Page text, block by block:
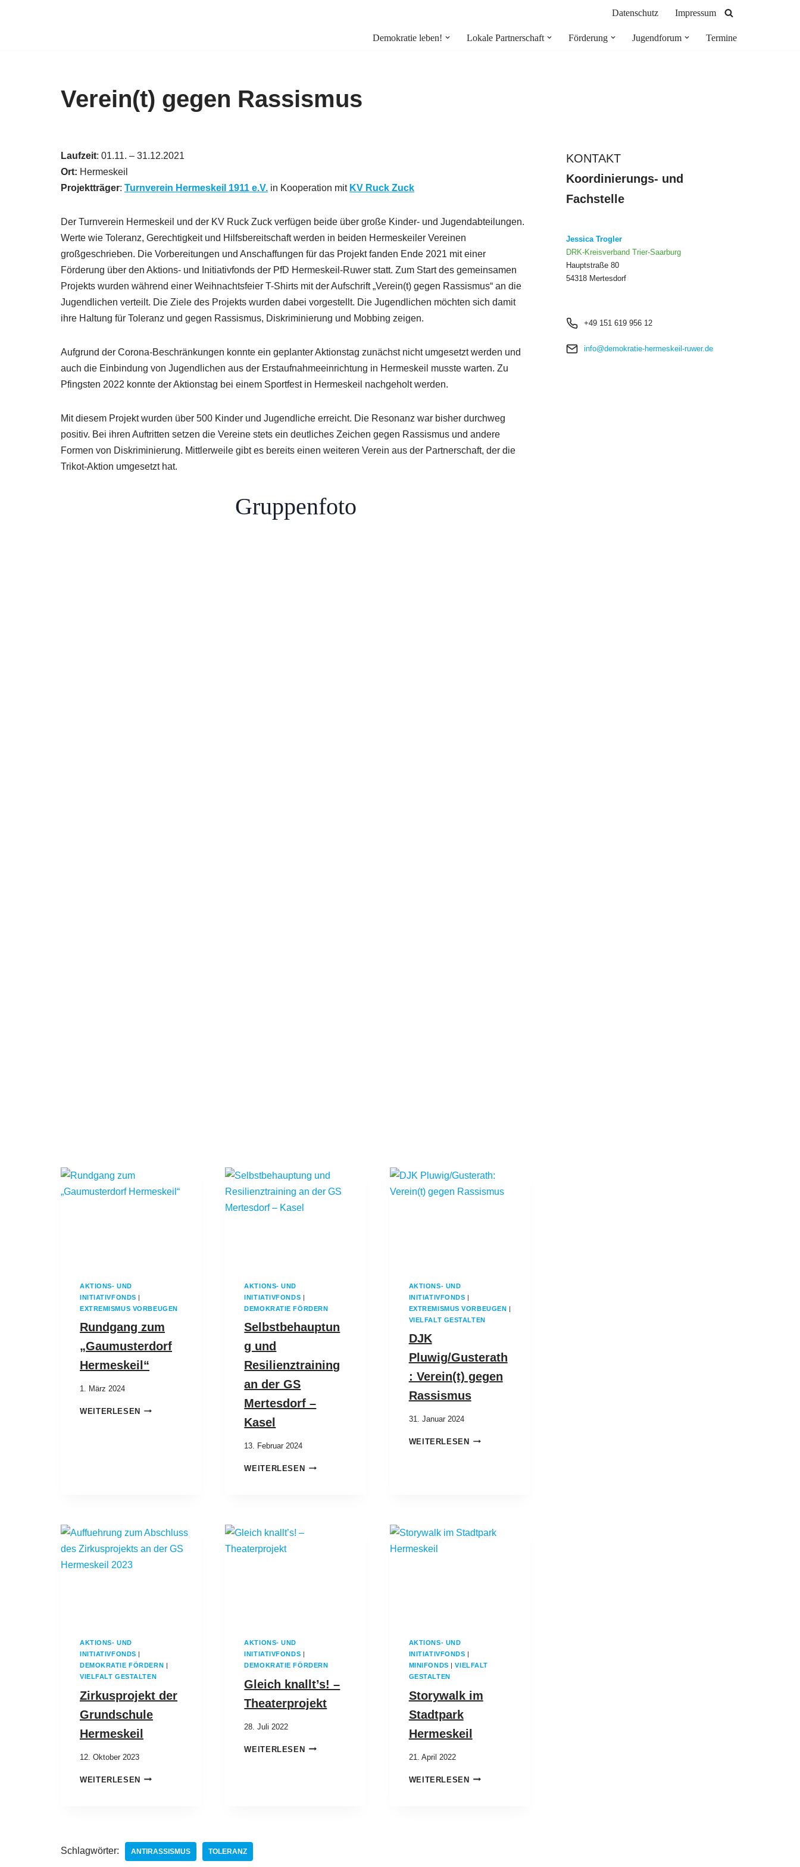
Datenschutz Impressum
Demokratie leben! Lokale Partnerschaft Förderung Jugendforum Termine
Verein(t) gegen Rassismus
Laufzeit: 01.11. – 31.12.2021
Ort: Hermeskeil
Projektträger: Turnverein Hermeskeil 1911 e.V. in Kooperation mit KV Ruck Zuck
Der Turnverein Hermeskeil und der KV Ruck Zuck verfügen beide über große Kinder- und Jugendabteilungen.
Werte wie Toleranz, Gerechtigkeit und Hilfsbereitschaft werden in beiden Hermeskeiler Vereinen
großgeschrieben. Die Vorbereitungen und Anschaffungen für das Projekt fanden Ende 2021 mit einer
Förderung über den Aktions- und Initiativfonds der PfD Hermeskeil-Ruwer statt. Zum Start des gemeinsamen
Projekts wurden während einer Weihnachtsfeier T-Shirts mit der Aufschrift „Verein(t) gegen Rassismus“ an die
Jugendlichen verteilt. Die Ziele des Projekts wurden dabei vorgestellt. Die Jugendlichen möchten sich damit
ihre Haltung für Toleranz und gegen Rassismus, Diskriminierung und Mobbing zeigen.
Aufgrund der Corona-Beschränkungen konnte ein geplanter Aktionstag zunächst nicht umgesetzt werden und
auch die Einbindung von Jugendlichen aus der Erstaufnahmeeinrichtung in Hermeskeil musste warten. Zu
Pfingsten 2022 konnte der Aktionstag bei einem Sportfest in Hermeskeil nachgeholt werden.
Mit diesem Projekt wurden über 500 Kinder und Jugendliche erreicht. Die Resonanz war bisher durchweg
positiv. Bei ihren Auftritten setzen die Vereine stets ein deutliches Zeichen gegen Rassismus und andere
Formen von Diskriminierung. Mittlerweile gibt es bereits einen weiteren Verein aus der Partnerschaft, der die
Trikot-Aktion umgesetzt hat.
Gruppenfoto
AKTIONS- UND
INITIATIVFONDS |
EXTREMISMUS VORBEUGEN
Rundgang zum
„Gaumusterdorf
Hermeskeil“
1. März 2024
WEITERLESEN
AKTIONS- UND
INITIATIVFONDS |
DEMOKRATIE FÖRDERN
Selbstbehauptun
g und
Resilienztraining
an der GS
Mertesdorf –
Kasel
13. Februar 2024
WEITERLESEN
AKTIONS- UND
INITIATIVFONDS |
EXTREMISMUS VORBEUGEN |
VIELFALT GESTALTEN
DJK
Pluwig/Gusterath
: Verein(t) gegen
Rassismus
31. Januar 2024
WEITERLESEN
AKTIONS- UND
INITIATIVFONDS
DEMOKRATIE FÖRDERN
VIELFALT GESTALTEN
Zirkusprojekt der
Grundschule
Hermeskeil
12. Oktober 2023
WEITERLESEN
AKTIONS- UND
INITIATIVFONDS
DEMOKRATIE FÖRDERN
Gleich knallt’s! –
Theaterprojekt
28. Juli 2022
WEITERLESEN
AKTIONS- UND
INITIATIVFONDS
MINIFONDS |VIELFALT
GESTALTEN
Storywalk im
Stadtpark
Hermeskeil
21. April 2022
WEITERLESEN
Schlagwörter: ANTIRASSISMUS TOLERANZ
KONTAKT
Koordinierungs- und
Fachstelle
Jessica Trogler
DRK-Kreisverband Trier-Saarburg
Hauptstraße 80
54318 Mertesdorf
+49 151 619 956 12
info@demokratie-hermeskeil-ruwer.de